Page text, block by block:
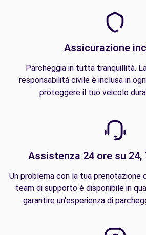
Assicurazione
Parcheggia in tutta tranquillità.
responsabilità civile è inclusa in
proteggere il tuo veicolo
Assistenza 24 ore su 24,
Un problema con la tua prenotazione
team di supporto è disponibile in
garantire un'esperienza di